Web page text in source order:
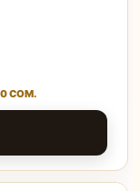
СОМ.